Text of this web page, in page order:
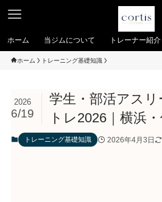
ホーム 当ジムについて トレーナー紹介
ホーム トレーニング基礎知識
学生・部活アス
トレ2026｜横浜
2026
6/19
トレーニング基礎知識 2026年4月3日